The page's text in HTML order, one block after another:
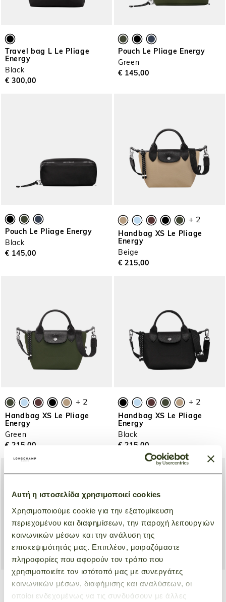
Αυτή η ιστοσελίδα χρησιμοποιεί cookies
Χρησιμοποιούμε cookie για την εξατομίκευση
περιεχομένου και διαφημίσεων, την παροχή λειτουργιών
κοινωνικών μέσων και την ανάλυση της
επισκεψιμότητάς μας. Επιπλέον, μοιραζόμαστε
πληροφορίες που αφορούν τον τρόπο που
χρησιμοποιείτε τον ιστότοπό μας με συνεργάτες
κοινωνικών μέσων, διαφήμισης και αναλύσεων, οι
οποίοι ενδεχομένως να τις συνδυάσουν με άλλες
Travel bag L Le Pliage
Energy
Black
€ 300,00
Pouch Le Pliage Energy
Green
€ 145,00
Pouch Le Pliage Energy
Black
€ 145,00
+ 2
Handbag XS Le Pliage
Energy
Beige
€ 215,00
+ 2
Handbag XS Le Pliage
Energy
Green
€ 215,00
+ 2
Handbag XS Le Pliage
Energy
Black
€ 215,00
Crossbody bag M Le Pliage
Crossbody bag M Le Pliage